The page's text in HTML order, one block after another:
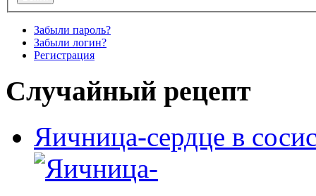
Забыли пароль?
Забыли логин?
Регистрация
Случайный рецепт
Яичница-сердце в